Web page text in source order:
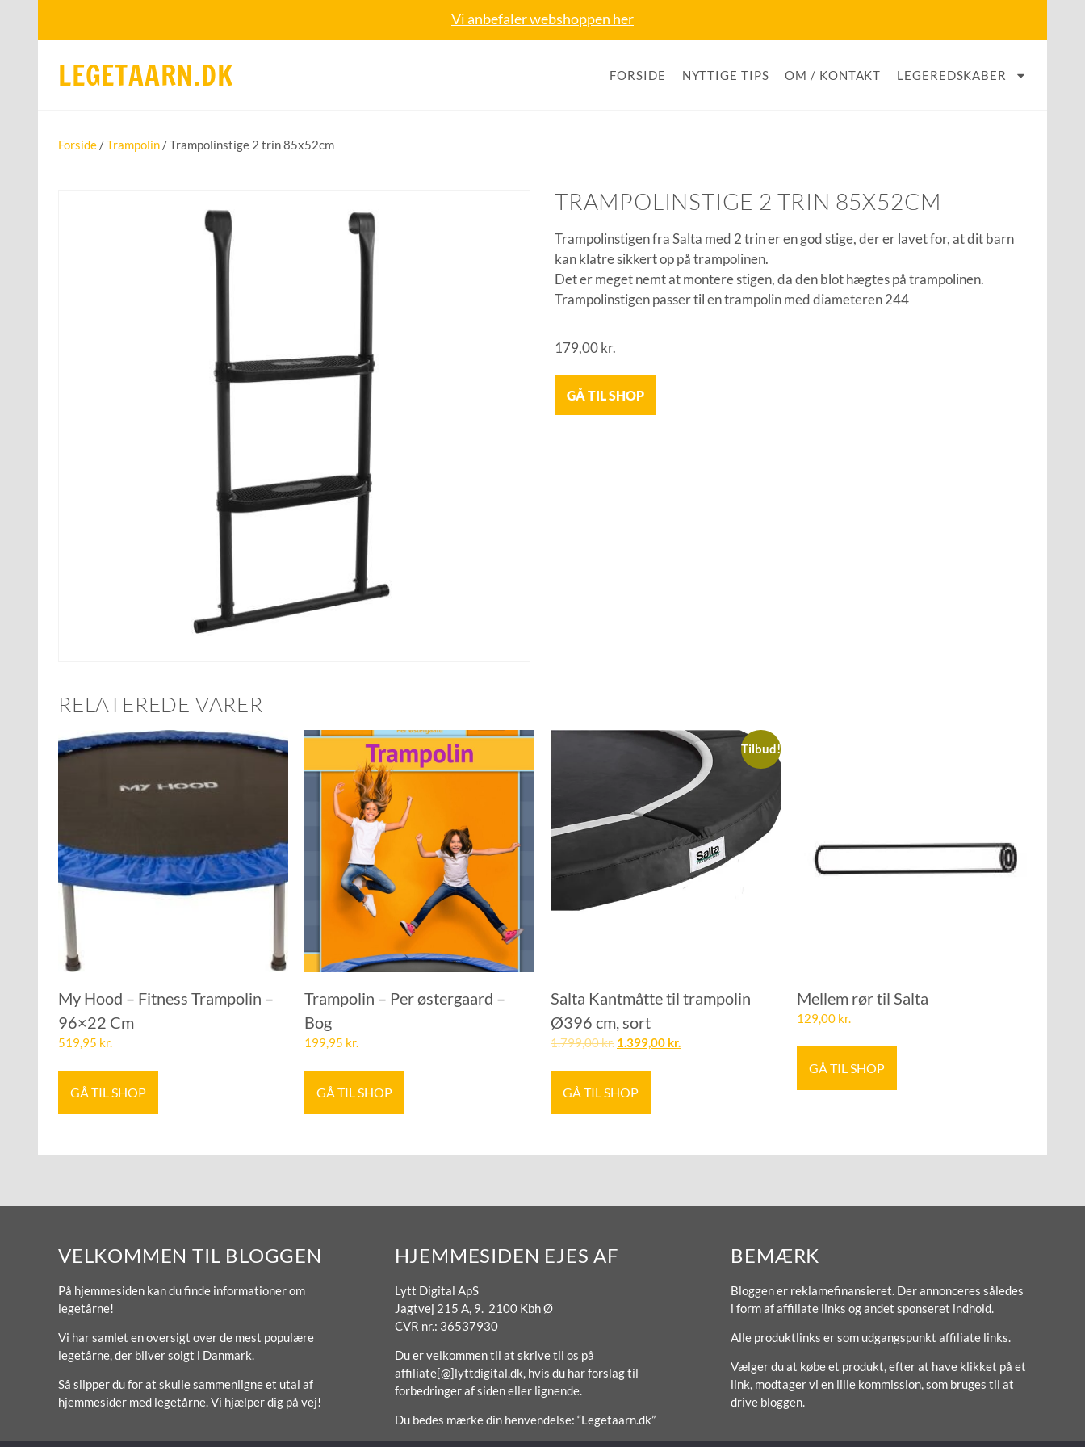
Vi anbefaler webshoppen her
LEGETAARN.DK FORSIDE NYTTIGE TIPS OM / KONTAKT LEGEREDSKABER
Forside /Trampolin / Trampolinstige 2 trin 85x52cm
TRAMPOLINSTIGE 2 TRIN 85X52CM
Trampolinstigen fra Salta med 2 trin er en god stige, der er lavet for, at dit barn
kan klatre sikkert op på trampolinen.
Det er meget nemt at montere stigen, da den blot hægtes på trampolinen.
Trampolinstigen passer til en trampolin med diameteren 244
179,00kr.
GÅ TIL SHOP
RELATEREDE VARER
My Hood – Fitness Trampolin –
96×22 Cm
519,95 kr.
GÅ TIL SHOP
Trampolin – Per østergaard –
Bog
199,95 kr.
GÅ TIL SHOP
Tilbud!
Salta Kantmåtte til trampolin
Ø396 cm, sort
1.799,00kr. 1.399,00 kr.
GÅ TIL SHOP
Mellem rør til Salta
129,00 kr.
GÅ TIL SHOP
VELKOMMEN TIL BLOGGEN
På hjemmesiden kan du finde informationer om
legetårne!
Vi har samlet en oversigt over de mest populære
legetårne, der bliver solgt i Danmark.
Så slipper du for at skulle sammenligne et utal af
hjemmesider med legetårne. Vi hjælper dig på vej!
HJEMMESIDEN EJES AF
Lytt Digital ApS
Jagtvej 215 A, 9. 2100 Kbh Ø
CVR nr.: 36537930
Du er velkommen til at skrive til os på
affiliate[@]lyttdigital.dk, hvis du har forslag til
forbedringer af siden eller lignende.
Du bedes mærke din henvendelse: “Legetaarn.dk”
BEMÆRK
Bloggen er reklamefinansieret. Der annonceres således
i form af affiliate links og andet sponseret indhold.
Alle produktlinks er som udgangspunkt affiliate links.
Vælger du at købe et produkt, efter at have klikket på et
link, modtager vi en lille kommission, som bruges til at
drive bloggen.